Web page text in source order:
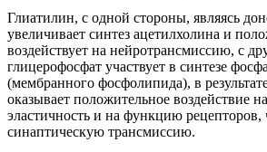
Глиатилин, с одной стороны, являясь
увеличивает синтез ацетилхолина и
воздействует на нейротрансмиссию, с
глицерофосфат участвует в синтезе
(мембранного фосфолипида), в
оказывает положительное воздействие
эластичность и на функцию рецепторов,
синаптическую трансмиссию.